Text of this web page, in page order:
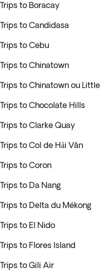
Trips to Boracay
Trips to Candidasa
Trips to Cebu
Trips to Chinatown
Trips to Chinatown ou
Trips to Chocolate Hills
Trips to Clarke Quay
Trips to Col de Hải Vân
Trips to Coron
Trips to Da Nang
Trips to Delta du Mékong
Trips to El Nido
Trips to Flores Island
Trips to Gili Air